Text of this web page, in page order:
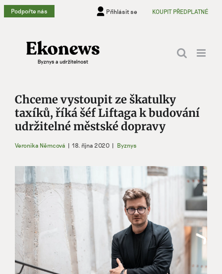
Přeskočit
na
Podpořte nás Přihlásit se KOUPIT PŘEDPLATNÉ
Chceme vystoupit ze škatulky
taxíků, říká šéf Liftaga k budování
udržitelné městské dopravy
Veronika Němcová | 18. října 2020 | Byznys
Zobrazit
větší
obrázek